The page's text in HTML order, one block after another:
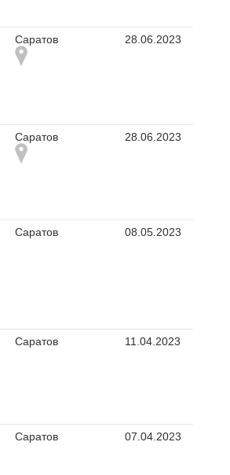
Саратов 28.06.2023
Саратов 28.06.2023
Саратов 08.05.2023
Саратов 11.04.2023
Саратов 07.04.2023